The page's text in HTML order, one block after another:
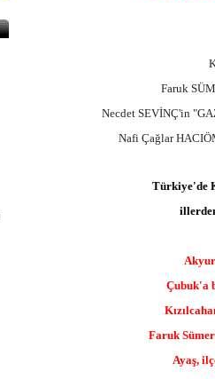
Faruk
Necdet SEVİNÇ'in
Nafi Çağlar
Türkiye'de
Çubuk'a
Faruk
Ayaş,